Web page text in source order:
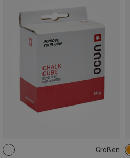
Größen
56G